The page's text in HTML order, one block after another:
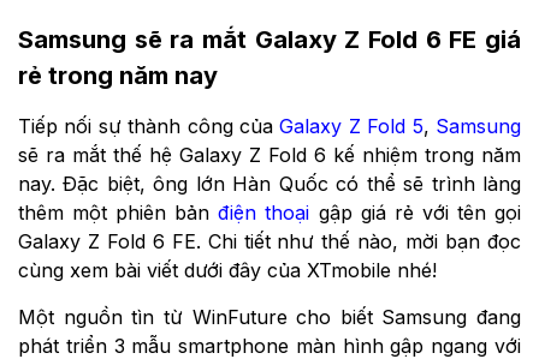
Samsung sẽ ra mắt Galaxy Z Fold 6 FE giá
rẻ trong năm nay
Tiếp nối sự thành công củaGalaxy Z Fold 5, Samsung
sẽ ra mắt thế hệ Galaxy Z Fold 6 kế nhiệm trong năm
nay. Đặc biệt, ông lớn Hàn Quốc có thể sẽ trình làng
thêm một phiên bảnđiện thoại gập giá rẻ với tên gọi
Galaxy Z Fold 6 FE. Chi tiết như thế nào, mời bạn đọc
cùng xem bài viết dưới đây của XTmobile nhé!
Một nguồn tìn từ WinFuture cho biết Samsung đang
phát triển 3 mẫu smartphone màn hình gập ngang với